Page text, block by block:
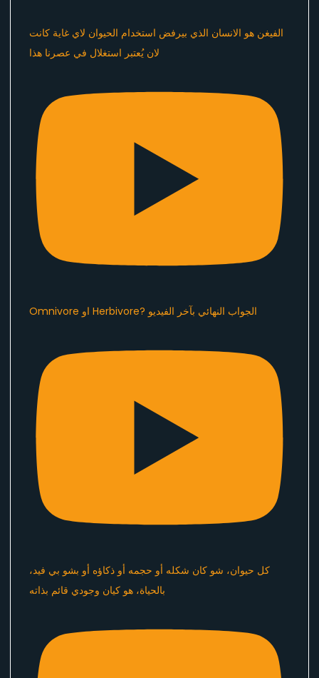
الفيغن هو الانسان الذي بيرفض استخدام الحيوان لاي غاية كانت
Omnivore او Herbivore? الجواب النهائي بآخر الفيديو
كل حيوان، شو كان شكله أو حجمه أو ذكاؤه أو بشو بي فيد،
بالحياة، هو كيان وجودي قائم بذاته